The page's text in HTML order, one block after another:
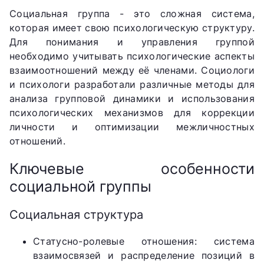
Социальная группа - это сложная система,
которая имеет свою психологическую структуру.
Для понимания и управления группой
необходимо учитывать психологические аспекты
взаимоотношений между её членами. Социологи
и психологи разработали различные методы для
анализа групповой динамики и использования
психологических механизмов для коррекции
личности и оптимизации межличностных
отношений.
Ключевые особенности
социальной группы
Социальная структура
Статусно-ролевые отношения: система
взаимосвязей и распределение позиций в